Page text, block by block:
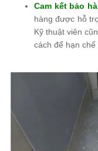
Cam kết bảo
hàng được hỗ
Kỹ thuật viên
cách để hạn chế